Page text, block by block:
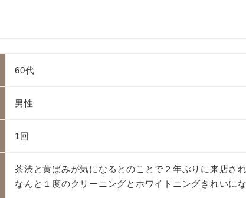
60代
男性
1回
茶渋と黄ばみが気になるとのことで２年ぶりに来店され
なんと１度のクリーニングとホワイトニングきれいにな